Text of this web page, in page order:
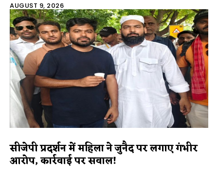
AUGUST 9, 2026
सीजेपी प्रदर्शन में महिला ने जुनैद पर लगाए गंभीर
आरोप, कार्रवाई पर सवाल!